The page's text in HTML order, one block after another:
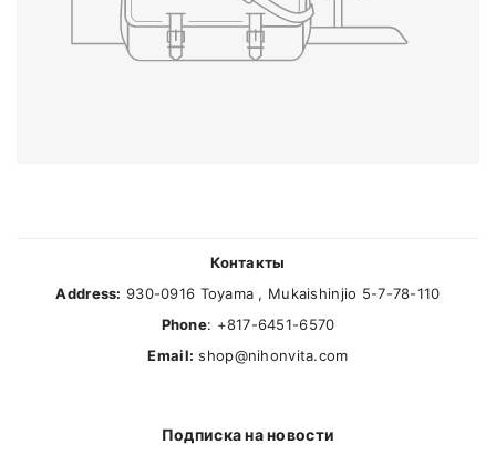
Контакты
Address: 930-0916 Toyama , Mukaishinjio 5-7-78-110
Phone: +817-6451-6570
Email: shop@nihonvita.com
Подписка на новости